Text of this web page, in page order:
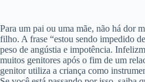
Para um pai ou uma mãe, não há dor
filho. A frase “estou sendo impedido
peso de angústia e impotência.
muitos genitores após o fim de um
genitor utiliza a criança como